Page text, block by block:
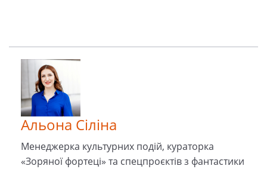
Альона Сіліна
Менеджерка культурних подiй, кураторка
«Зоряної фортеці» та спецпроєктів з фантастики